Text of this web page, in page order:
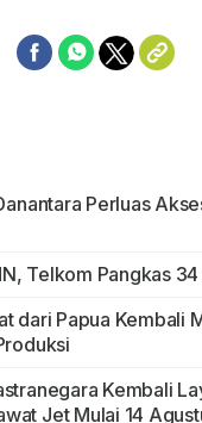
Perluas
Telkom Pangkas 34
dari Papua Kembali
Kembali
Jet Mulai 14